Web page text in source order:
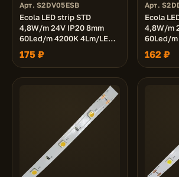
Арт. S2DV05ESB
Ecola LED strip STD
4,8W/m 24V IP20 8mm
60Led/m 4200K 4Lm/LED
240Lm/m светодиодная
лента на катушке 5м.
175 ₽
Арт.
Ecola
4,8W/m
60Led/m
240Lm/
лента
162 ₽